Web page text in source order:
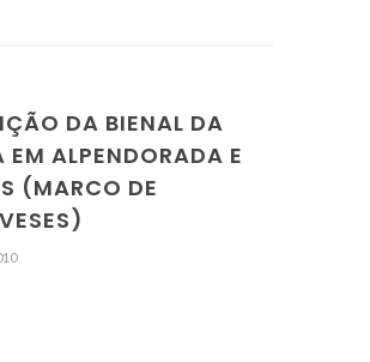
DA BIENAL DA
EM ALPENDORADA E
(MARCO DE